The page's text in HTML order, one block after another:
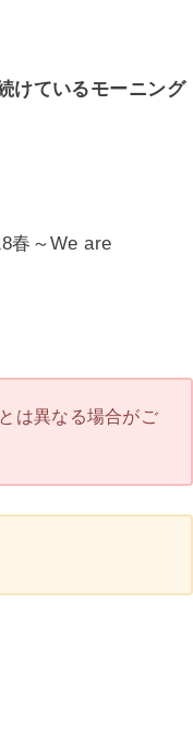
けているモーニング
春～We are
は異なる場合がご